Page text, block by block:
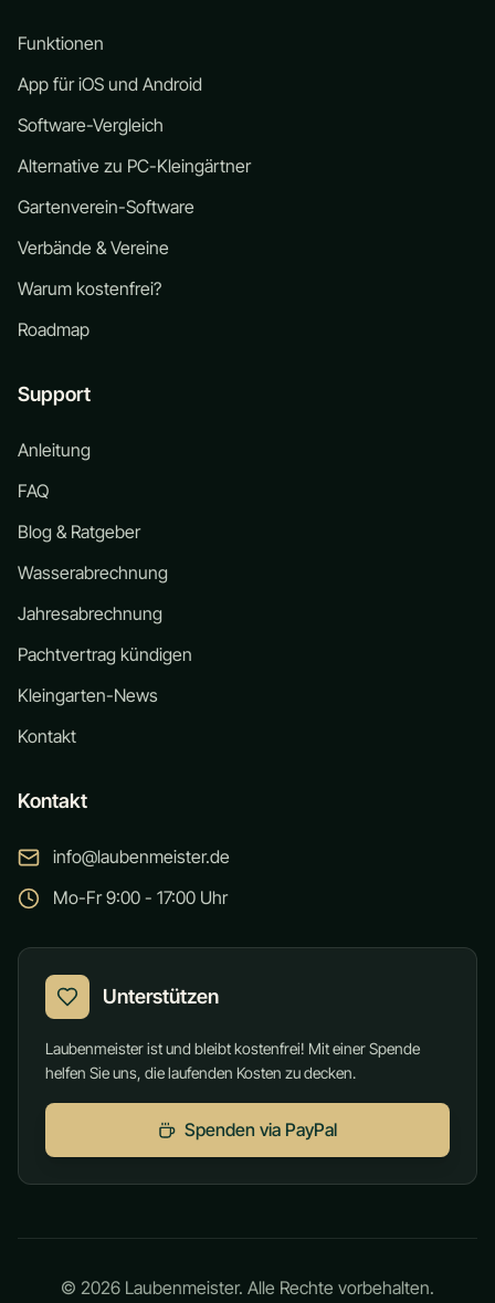
Funktionen
App für iOS und Android
Software-Vergleich
Alternative zu PC-Kleingärtner
Gartenverein-Software
Verbände & Vereine
Warum kostenfrei?
Roadmap
Support
Anleitung
FAQ
Blog & Ratgeber
Wasserabrechnung
Jahresabrechnung
Pachtvertrag kündigen
Kleingarten-News
Kontakt
Kontakt
info@laubenmeister.de
Mo-Fr 9:00 - 17:00 Uhr
Unterstützen
Laubenmeister ist und bleibt kostenfrei! Mit einer Spende
helfen Sie uns, die laufenden Kosten zu decken.
Spenden via PayPal
© 2026 Laubenmeister. Alle Rechte vorbehalten.